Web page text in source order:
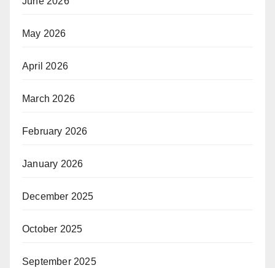
May 2026
April 2026
March 2026
February 2026
January 2026
December 2025
October 2025
September 2025